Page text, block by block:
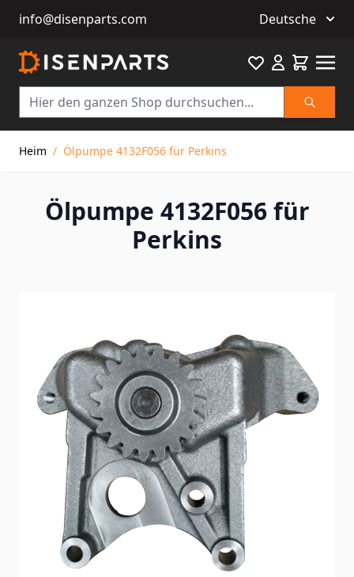
info@disenparts.com Deutsche
Suche
Favourite
Heim / Ölpumpe 4132F056 für Perkins
Ölpumpe 4132F056 für
Perkins